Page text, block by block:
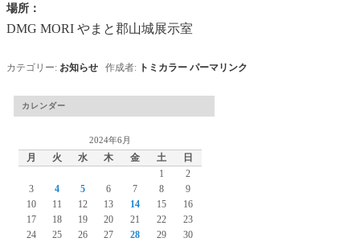
場所：
DMG MORI やまと郡山城展示室
カテゴリー: お知らせ 作成者: トミカラー パーマリンク
カレンダー
2024年6月
月 火 水 木 金 土
日
1
2
3
4 5 6 7 8
9
10
11 12 13 14 15
16
17
18 19 20 21 22
23
24
25 26 27 28 29
30